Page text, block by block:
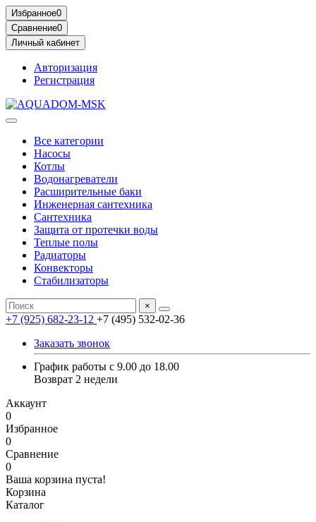
Избранное0
Сравнение0
Личный кабинет
Авторизация
Регистрация
Все категории
Насосы
Котлы
Водонагреватели
Расширительные баки
Инженерная сантехника
Сантехника
Защита от протечки воды
Теплые полы
Радиаторы
Конвекторы
Стабилизаторы
×
+7 (925) 682-23-12 +7 (495) 532-02-36
Заказать звонок
График работы с 9.00 до 18.00
Возврат 2 недели
Аккаунт
0
Избранное
0
Сравнение
0
Ваша корзина пуста!
Корзина
Каталог